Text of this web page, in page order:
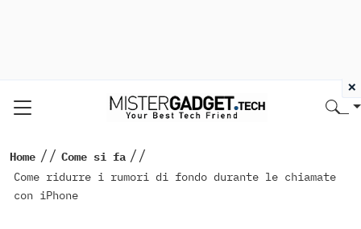
Home // Come si fa //
Come ridurre i rumori di fondo durante le chiamate
con iPhone
×